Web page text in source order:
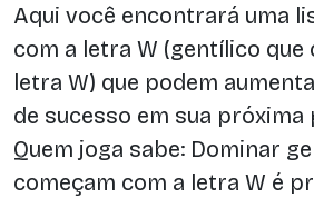
Aqui você encontrará uma
com a letra W (gentílico que
letra W) que podem
de sucesso em sua
Quem joga sabe: Dominar
começam com a letra W é